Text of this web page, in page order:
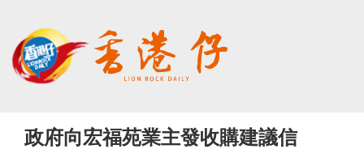
政府向宏福苑業主發收購建議信